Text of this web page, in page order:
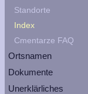
Standorte
Index
Cmentarze FAQ
Ortsnamen
Dokumente
Unerklärliches